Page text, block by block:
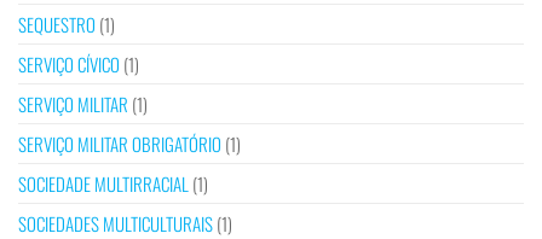
SEQUESTRO (1)
SERVIÇO CÍVICO (1)
SERVIÇO MILITAR (1)
SERVIÇO MILITAR OBRIGATÓRIO (1)
SOCIEDADE MULTIRRACIAL (1)
SOCIEDADES MULTICULTURAIS(1)